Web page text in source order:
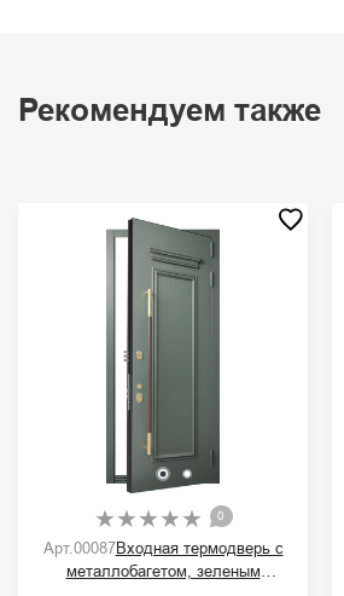
Рекомендуем также
0
Арт.00087Входная термодверь с
металлобагетом, зеленым